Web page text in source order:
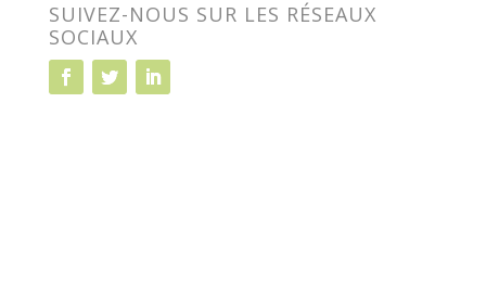
SUIVEZ-NOUS SUR LES RÉSEAUX
SOCIAUX